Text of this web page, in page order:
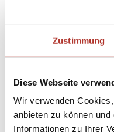
Zustimmung
Diese Webseite
Wir verwenden
anbieten zu können
Informationen zu Ihrer